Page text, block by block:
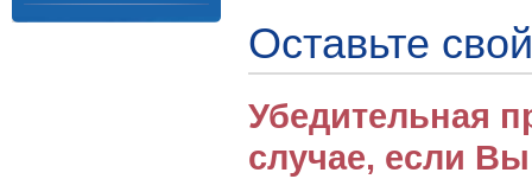
Оставьте
Убедительная
случае, если